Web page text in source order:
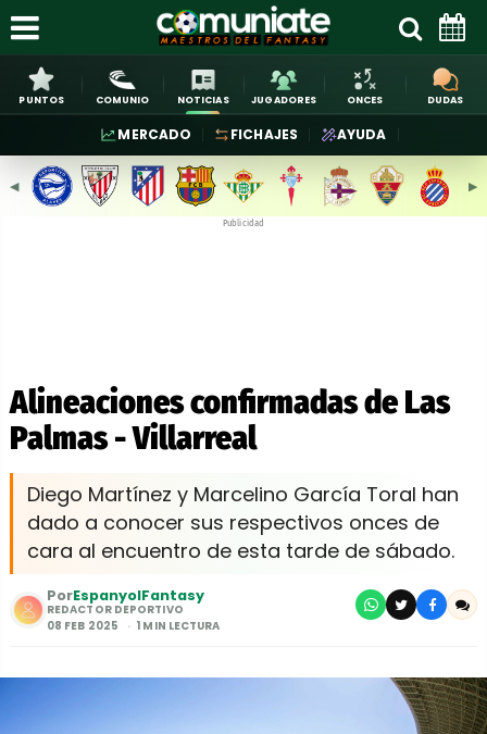
PUNTOS COMUNIO NOTICIAS JUGADORES ONCES DUDAS
MERCADO FICHAJES AYUDA
◀︎ ▶︎
Publicidad
Alineaciones confirmadas de Las
Palmas - Villarreal
Diego Martínez y Marcelino García Toral han
dado a conocer sus respectivos onces de
cara al encuentro de esta tarde de sábado.
PorEspanyolFantasy
REDACTOR DEPORTIVO
08 FEB 2025
1 MIN LECTURA